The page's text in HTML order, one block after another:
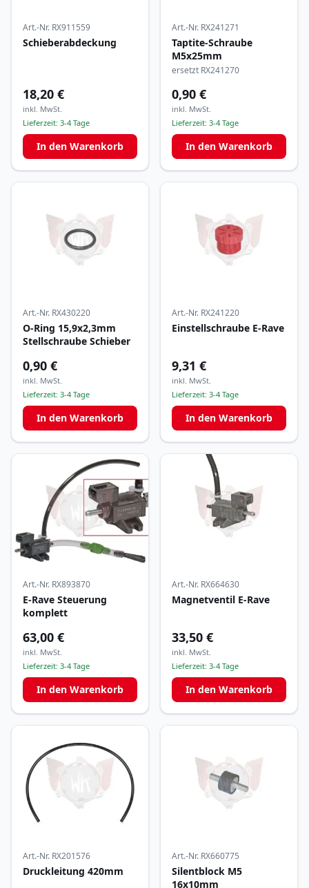
Art.-Nr. RX911559
Schieberabdeckung
18,20 €
inkl. MwSt.
Lieferzeit: 3-4 Tage
In den Warenkorb
Art.-Nr. RX241271
Taptite-Schraube
M5x25mm
ersetzt RX241270
0,90 €
inkl. MwSt.
Lieferzeit: 3-4 Tage
In den Warenkorb
Art.-Nr. RX430220
O-Ring 15,9x2,3mm
Stellschraube Schieber
0,90 €
inkl. MwSt.
Lieferzeit: 3-4 Tage
In den Warenkorb
Art.-Nr. RX241220
Einstellschraube E-Rave
9,31 €
inkl. MwSt.
Lieferzeit: 3-4 Tage
In den Warenkorb
Art.-Nr. RX893870
E-Rave Steuerung
komplett
63,00 €
inkl. MwSt.
Lieferzeit: 3-4 Tage
In den Warenkorb
Art.-Nr. RX664630
Magnetventil E-Rave
33,50 €
inkl. MwSt.
Lieferzeit: 3-4 Tage
In den Warenkorb
Art.-Nr. RX201576
Druckleitung 420mm
Art.-Nr. RX660775
Silentblock M5
16x10mm